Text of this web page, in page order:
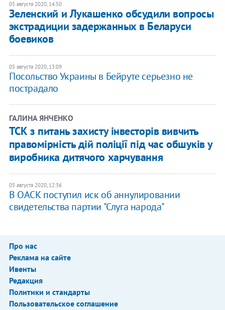
05 августа 2020, 14:50
Зеленский и Лукашенко обсудили вопросы
экстрадиции задержанных в Беларуси
боевиков
05 августа 2020, 13:09
Посольство Украины в Бейруте серьезно не
пострадало
ГАЛИНА ЯНЧЕНКО
ТСК з питань захисту інвесторів вивчить
правомірність дій поліції під час обшуків у
виробника дитячого харчування
05 августа 2020, 12:36
В ОАСК поступил иск об аннулировании
свидетельства партии "Слуга народа"
Про нас
Реклама на сайте
Ивенты
Редакция
Политики и стандарты
Пользовательское соглашение